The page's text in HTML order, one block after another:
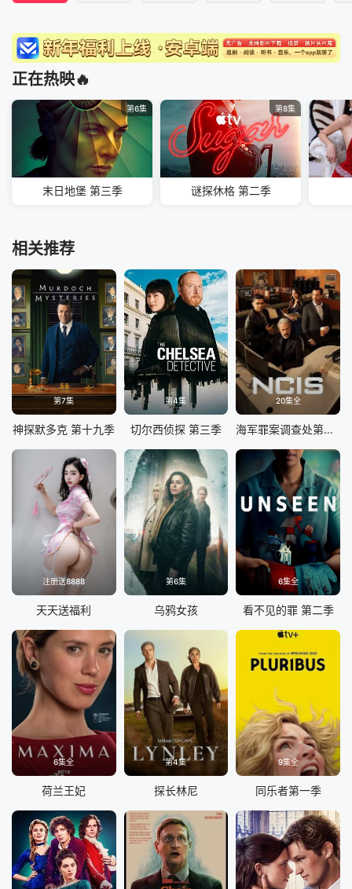
正在热映🔥
第6集
末日地堡 第三季
第8集
谜探休格 第二季
相关推荐
第7集
神探默多克 第十九季
第4集
切尔西侦探 第三季
20集全
海军罪案调查处第二十三季
注册送8888
天天送福利
第6集
乌鸦女孩
6集全
看不见的罪 第二季
6集全
荷兰王妃
第4集
探长林尼
9集全
同乐者第一季